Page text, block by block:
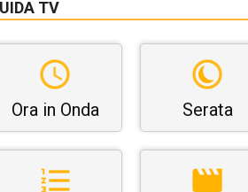
TV
Ora in Onda Serata